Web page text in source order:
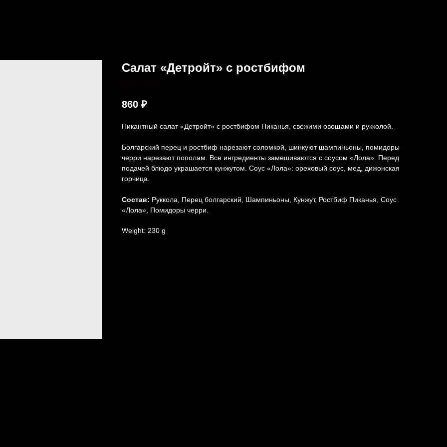
Салат «Детройт» с ростбифом
860 ₽
Пикантный салат «Детройт» с ростбифом Пиканья, свежими овощами и рукколой.
Болгарский перец и ростбиф нарезают соломкой, шинкуют шампиньоны, помидоры
черри нарезают пополам. Все ингредиенты замешиваются с соусом «Лола». Перед
подачей блюдо украшается кунжутом. Соус «Лола»: ореховый соус, мед, дижонская
горчица.
Состав: Руккола, Перец болгарский, Шампиньоны, Кунжут, Ростбиф Пиканья, Соус
«Лола», Помидоры черри.
Weight: 230 g